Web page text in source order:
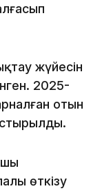
жүйесін
2025-
отын
өткізу